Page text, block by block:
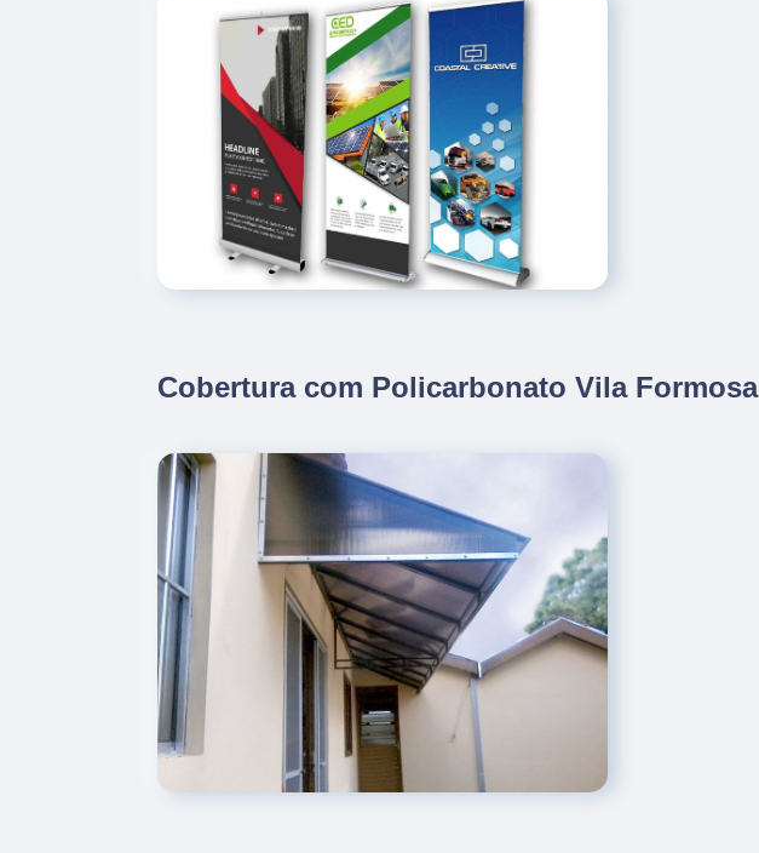
Cobertura com Policarbonato Vila Formosa